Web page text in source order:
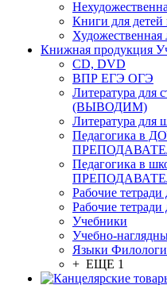
Книги для
Художественная
Книжная продукция
CD, DVD
ВПР ЕГЭ ОГЭ
Литература для
(ВЫВОДИМ)
Литература для
Педагогика в
Педагогика в
Рабочие
Рабочие
Учебники
Учебно-
Языки
+ ЕЩЕ 1